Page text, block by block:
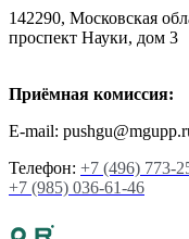
142290, Московская
проспект Науки, дом 3
Приёмная комиссия:
E-mail:
Телефон: +7 (496) 773-
+7 (985) 036-61-46